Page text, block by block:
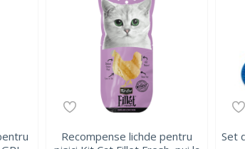
Recompense lichde pentru
Set